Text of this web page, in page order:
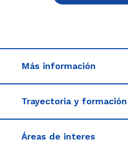
Más información
Trayectoria y formación
Áreas de interes